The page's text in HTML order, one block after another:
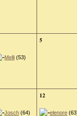
Melli (53)
5
Josch (64)
12
elenore